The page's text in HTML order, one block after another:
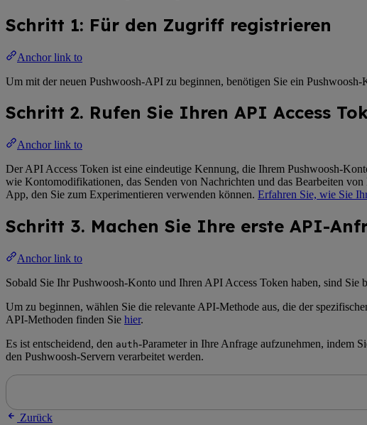
Schritt 1: Für den Zugriff registrieren
Anchor link to
Um mit der neuen Pushwoosh-API zu beginnen, benötigen Sie ein
Schritt 2. Rufen Sie Ihren API Access
Anchor link to
Der API Access Token ist eine eindeutige Kennung, die Ihrem Pushwoosh-
wie Kontomodifikationen, das Senden von Nachrichten und das Bearbeiten
App, den Sie zum Experimentieren verwenden können. Erfahren Sie, wie Sie
Schritt 3. Machen Sie Ihre erste API-
Anchor link to
Sobald Sie Ihr Pushwoosh-Konto und Ihren API Access Token haben, sind
Um zu beginnen, wählen Sie die relevante API-Methode aus, die der
API-Methoden finden Sie hier.
Es ist entscheidend, den auth-Parameter in Ihre Anfrage aufzunehmen, indem
den Pushwoosh-Servern verarbeitet werden.
Zurück